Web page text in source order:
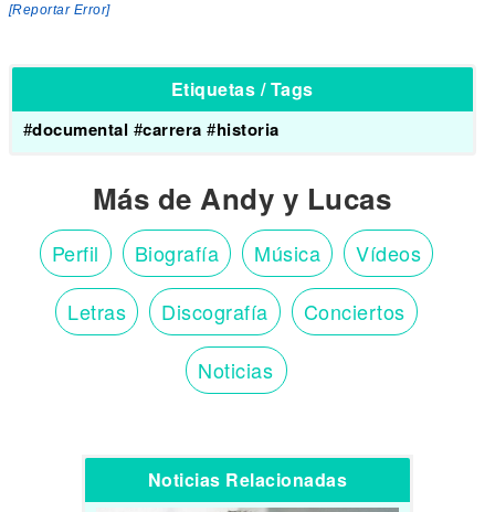
[Reportar Error]
Etiquetas / Tags
#documental #carrera #historia
Más de Andy y Lucas
Perfil Biografía Música Vídeos
Letras Discografía Conciertos
Noticias
Noticias Relacionadas